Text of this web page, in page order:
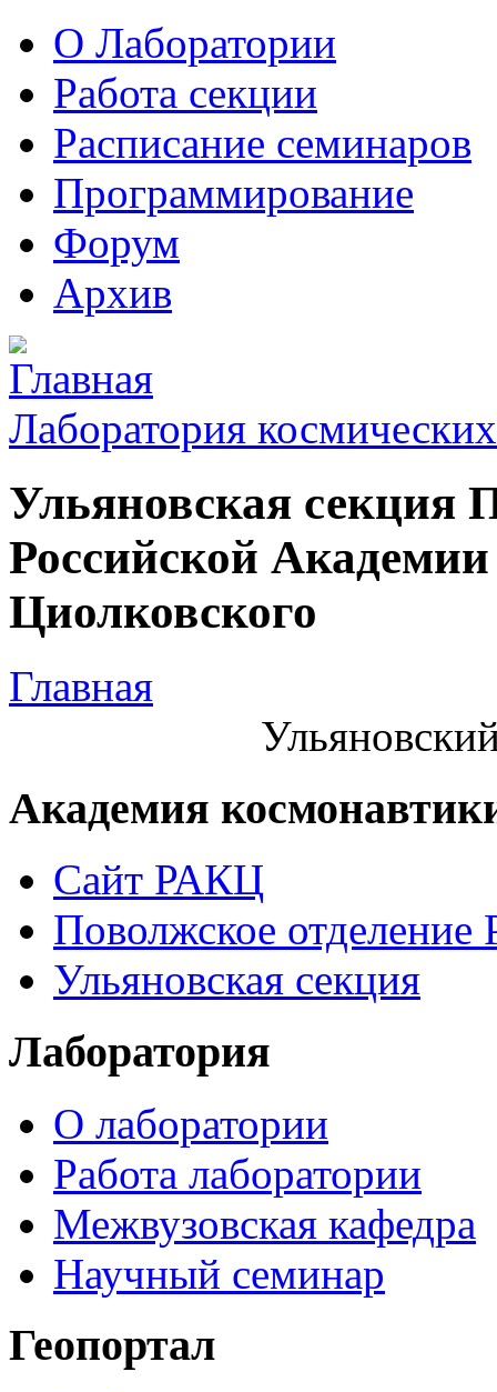
О Лаборатории
Работа секции
Расписание семинаров
Программирование
Форум
Архив
Лаборатория
Ульяновская секция
Российской
Циолковского
Главная
Академия
Сайт РАКЦ
Поволжское
Ульяновская секция
Лаборатория
О лаборатории
Работа лаборатории
Межвузовская кафедра
Научный семинар
Геопортал